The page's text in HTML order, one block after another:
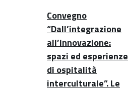
Convegno
“Dall’integrazione
all’innovazione:
spazi ed esperienze
di ospitalità
interculturale”. Le